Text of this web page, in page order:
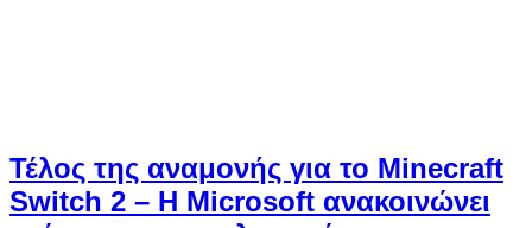
Τέλος της αναμονής για το Minecraft
Switch 2 – Η Microsoft ανακοινώνει